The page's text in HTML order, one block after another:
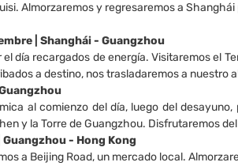
Almorzaremos y regresaremos a
| Shanghái - Guangzhou
día recargados de energía. Visitaremos el
a destino, nos trasladaremos a nuestro
al comienzo del día, luego del
y la Torre de Guangzhou. Disfrutaremos
Guangzhou - Hong Kong
a Beijing Road, un mercado local.